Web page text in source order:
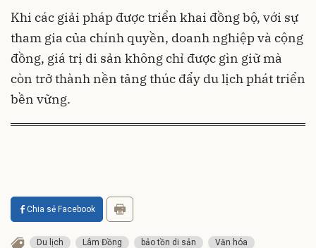
Khi các giải pháp được triển khai đồng bộ, với sự
tham gia của chính quyền, doanh nghiệp và cộng
đồng, giá trị di sản không chỉ được gìn giữ mà
còn trở thành nền tảng thúc đẩy du lịch phát triển
bền vững.
Chia sẻ Facebook
Du lịch Lâm Đồng bảo tồn di sản
Văn hóa